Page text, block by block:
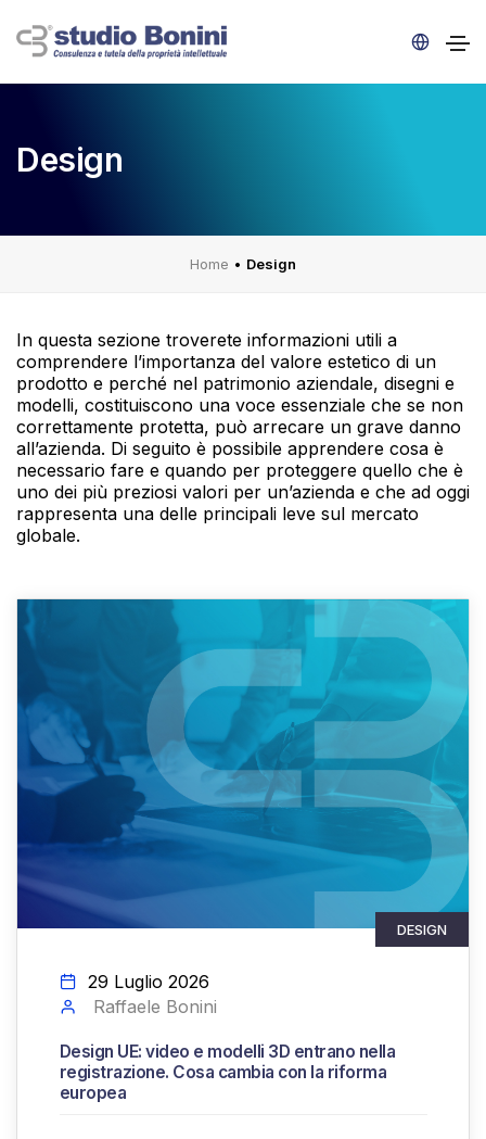
Design
Home • Design
In questa sezione troverete informazioni utili a
comprendere l’importanza del valore estetico di un
prodotto e perché nel patrimonio aziendale, disegni e
modelli, costituiscono una voce essenziale che se non
correttamente protetta, può arrecare un grave danno
all’azienda. Di seguito è possibile apprendere cosa è
necessario fare e quando per proteggere quello che è
uno dei più preziosi valori per un’azienda e che ad oggi
rappresenta una delle principali leve sul mercato
globale.
29 Luglio 2026
Raffaele Bonini
DESIGN
Design UE: video e modelli 3D entrano nella
registrazione. Cosa cambia con la riforma
europea